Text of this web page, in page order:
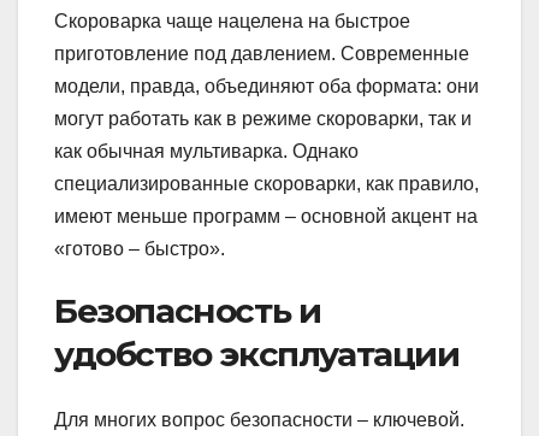
Скороварка чаще нацелена на быстрое
приготовление под давлением. Современные
модели, правда, объединяют оба формата: они
могут работать как в режиме скороварки, так и
как обычная мультиварка. Однако
специализированные скороварки, как правило,
имеют меньше программ – основной акцент на
«готово – быстро».
Безопасность и
удобство эксплуатации
Для многих вопрос безопасности – ключевой.